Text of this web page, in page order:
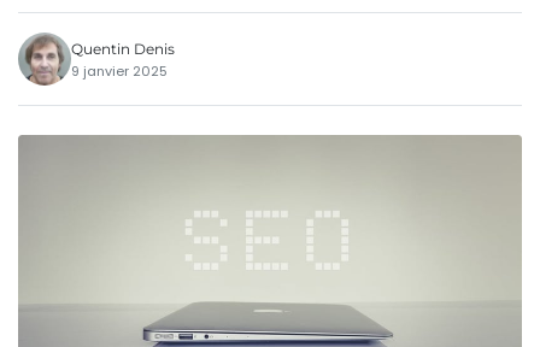
Quentin Denis
9 janvier 2025